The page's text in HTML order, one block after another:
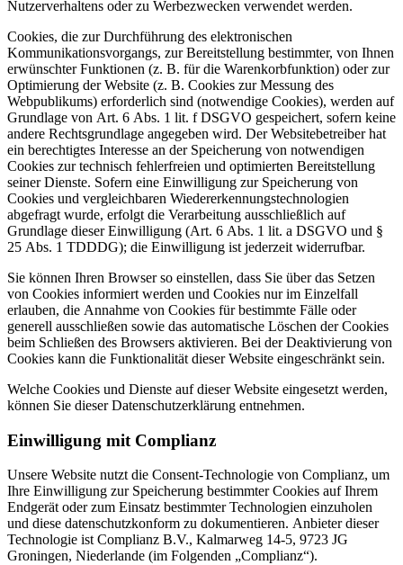
Nutzerverhaltens oder zu Werbezwecken verwendet werden.
Cookies, die zur Durchführung des elektronischen
Kommunikationsvorgangs, zur Bereitstellung bestimmter, von Ihnen
erwünschter Funktionen (z. B. für die Warenkorbfunktion) oder zur
Optimierung der Website (z. B. Cookies zur Messung des
Webpublikums) erforderlich sind (notwendige Cookies), werden auf
Grundlage von Art. 6 Abs. 1 lit. f DSGVO gespeichert, sofern keine
andere Rechtsgrundlage angegeben wird. Der Websitebetreiber hat
ein berechtigtes Interesse an der Speicherung von notwendigen
Cookies zur technisch fehlerfreien und optimierten Bereitstellung
seiner Dienste. Sofern eine Einwilligung zur Speicherung von
Cookies und vergleichbaren Wiedererkennungstechnologien
abgefragt wurde, erfolgt die Verarbeitung ausschließlich auf
Grundlage dieser Einwilligung (Art. 6 Abs. 1 lit. a DSGVO und §
25 Abs. 1 TDDDG); die Einwilligung ist jederzeit widerrufbar.
Sie können Ihren Browser so einstellen, dass Sie über das Setzen
von Cookies informiert werden und Cookies nur im Einzelfall
erlauben, die Annahme von Cookies für bestimmte Fälle oder
generell ausschließen sowie das automatische Löschen der Cookies
beim Schließen des Browsers aktivieren. Bei der Deaktivierung von
Cookies kann die Funktionalität dieser Website eingeschränkt sein.
Welche Cookies und Dienste auf dieser Website eingesetzt werden,
können Sie dieser Datenschutzerklärung entnehmen.
Einwilligung mit Complianz
Unsere Website nutzt die Consent-Technologie von Complianz, um
Ihre Einwilligung zur Speicherung bestimmter Cookies auf Ihrem
Endgerät oder zum Einsatz bestimmter Technologien einzuholen
und diese datenschutzkonform zu dokumentieren. Anbieter dieser
Technologie ist Complianz B.V., Kalmarweg 14-5, 9723 JG
Groningen, Niederlande (im Folgenden „Complianz“).